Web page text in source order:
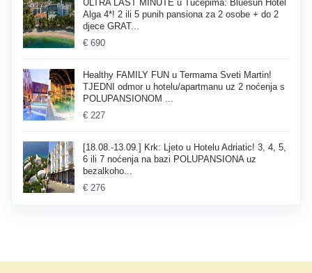
ULTRA LAST MINUTE u Tučepima: Bluesun Hotel
Alga 4*! 2 ili 5 punih pansiona za 2 osobe + do 2
djece GRAT...
€ 690
Healthy FAMILY FUN u Termama Sveti Martin!
TJEDNI odmor u hotelu/apartmanu uz 2 noćenja s
POLUPANSIONOM ...
€ 227
[18.08.-13.09.] Krk: Ljeto u Hotelu Adriatic! 3, 4, 5,
6 ili 7 noćenja na bazi POLUPANSIONA uz
bezalkoho...
€ 276